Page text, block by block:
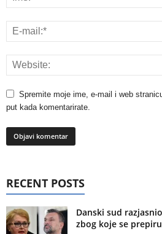
Spremite moje ime, e-mail i web
put kada komentarirate.
RECENT POSTS
Danski sud
zbog koje se